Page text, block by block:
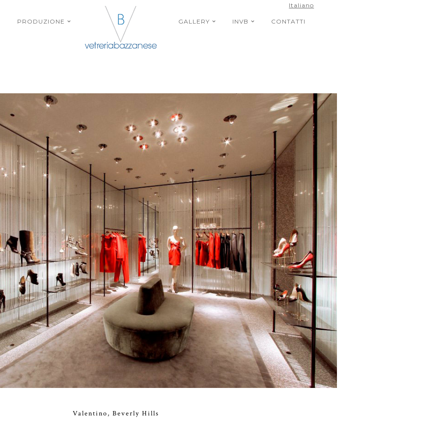
PRODUZIONE GALLERY INVB CONTATTI
Italiano
Valentino, Beverly Hills